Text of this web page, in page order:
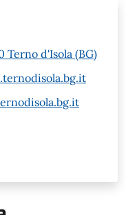
Terno d'Isola (BG)